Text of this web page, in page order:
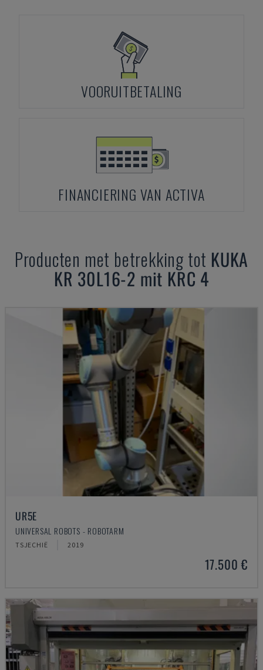
VOORUITBETALING
FINANCIERING VAN ACTIVA
Producten met betrekking tot KUKA
KR 30L16-2 mit KRC 4
UR5E
UNIVERSAL ROBOTS - ROBOTARM
TSJECHIË 2019
17.500 €